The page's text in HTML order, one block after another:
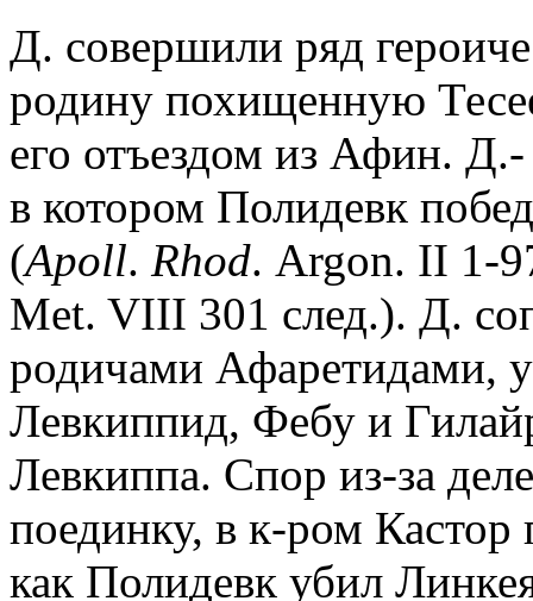
Д. совершили ряд
родину похищенную
его отъездом из Афин. Д.-
в котором Полидевк
(Apoll. Rhod. Аrgon. II 1-
Met. VIII 301 след.). Д.
родичами Афаретидами,
Левкиппид, Фебу и
Левкиппа. Спор из-за
поединку, в к-ром Кастор
как Полидевк убил